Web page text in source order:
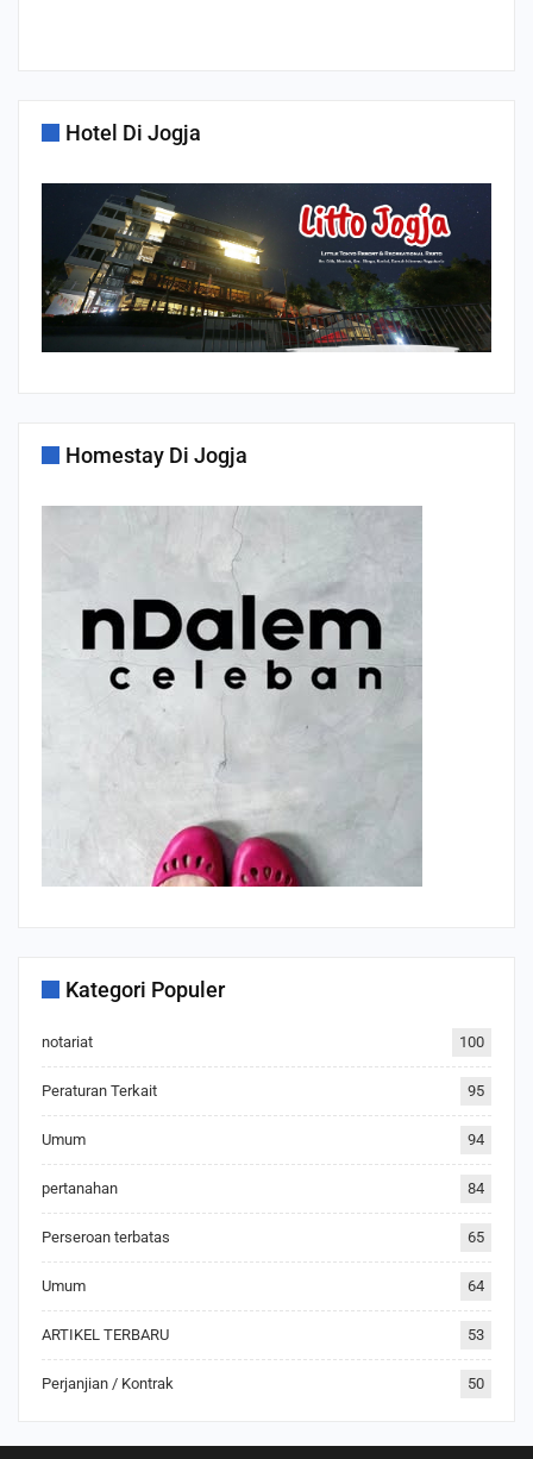
Hotel Di Jogja
Homestay Di Jogja
Kategori Populer
notariat 100
Peraturan Terkait 95
Umum 94
pertanahan 84
Perseroan terbatas 65
Umum 64
ARTIKEL TERBARU 53
Perjanjian / Kontrak 50